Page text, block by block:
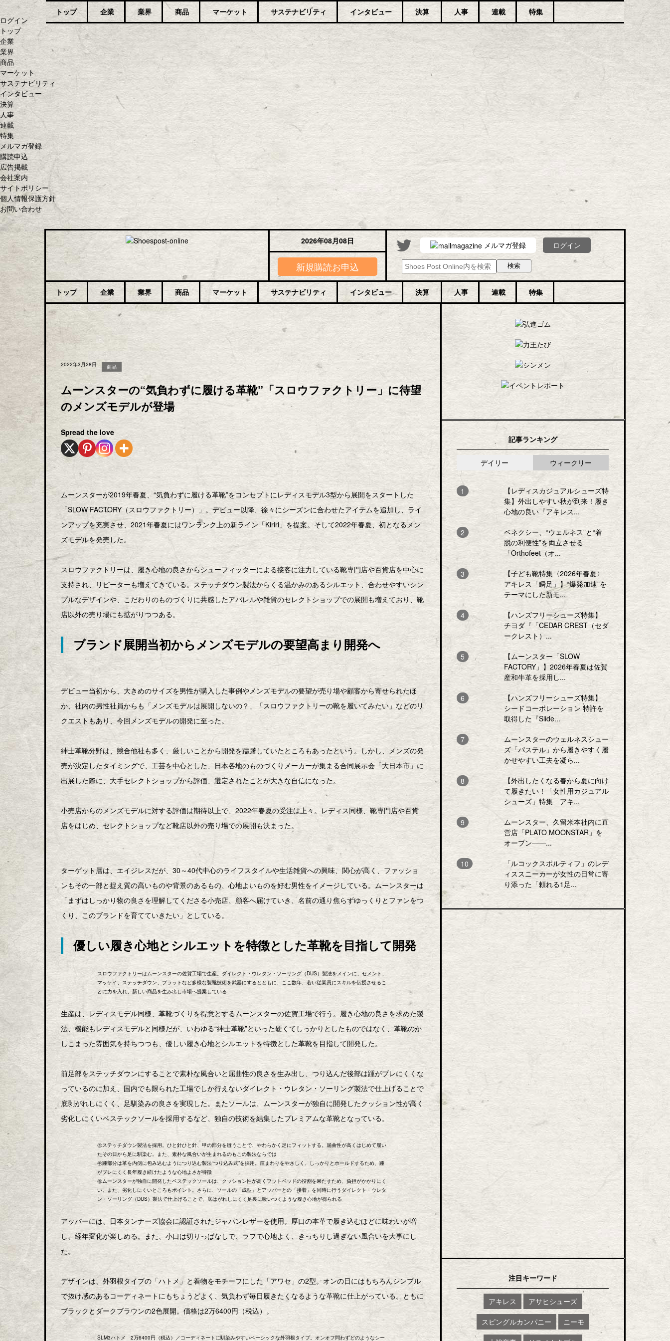
ログイン
トップ
企業
業界
商品
マーケット
サステナビリティ
インタビュー
決算
人事
連載
特集
メルマガ登録
購読申込
広告掲載
会社案内
サイトポリシー
個人情報保護方針
お問い合わせ
2026年08月08日
新規購読お申込
メルマガ登録 ログイン
トップ 企業 業界 商品 マーケット サステナビリティ インタビュー 決算 人事 連載 特集
トップ 企業 業界 商品 マーケット サステナビリティ インタビュー 決算 人事 連載 特集
2022年3月28日 商品
ムーンスターの“気負わずに履ける革靴”「スロウファクトリー」に待望
のメンズモデルが登場
Spread the love
ムーンスターが2019年春夏、“気負わずに履ける革靴”をコンセプトにレディスモデル3型から展開をスタートした
「SLOW FACTORY（スロウファクトリー）」。デビュー以降、徐々にシーズンに合わせたアイテムを追加し、ライ
ンアップを充実させ、2021年春夏にはワンランク上の新ライン「Kiriri」を提案。そして2022年春夏、初となるメン
ズモデルを発売した。
スロウファクトリーは、履き心地の良さからシューフィッターによる接客に注力している靴専門店や百貨店を中心に
支持され、リピーターも増えてきている。ステッチダウン製法からくる温かみのあるシルエット、合わせやすいシン
プルなデザインや、こだわりのものづくりに共感したアパレルや雑貨のセレクトショップでの展開も増えており、靴
店以外の売り場にも拡がりつつある。
ブランド展開当初からメンズモデルの要望高まり開発へ
デビュー当初から、大きめのサイズを男性が購入した事例やメンズモデルの要望が売り場や顧客から寄せられたほ
か、社内の男性社員からも「メンズモデルは展開しないの？」「スロウファクトリーの靴を履いてみたい」などのリ
クエストもあり、今回メンズモデルの開発に至った。
紳士革靴分野は、競合他社も多く、厳しいことから開発を躊躇していたところもあったという。しかし、メンズの発
売が決定したタイミングで、工芸を中心とした、日本各地のものづくりメーカーが集まる合同展示会「大日本市」に
出展した際に、大手セレクトショップから評価、選定されたことが大きな自信になった。
小売店からのメンズモデルに対する評価は期待以上で、2022年春夏の受注は上々。レディス同様、靴専門店や百貨
店をはじめ、セレクトショップなど靴店以外の売り場での展開も決まった。
ターゲット層は、エイジレスだが、30～40代中心のライフスタイルや生活雑貨への興味、関心が高く、ファッショ
ンもその一部と捉え質の高いものや背景のあるもの、心地よいものを好む男性をイメージしている。ムーンスターは
「まずはしっかり物の良さを理解してくださる小売店、顧客へ届けていき、名前の通り焦らずゆっくりとファンをつ
くり、このブランドを育てていきたい」としている。
優しい履き心地とシルエットを特徴とした革靴を目指して開発
スロウファクトリーはムーンスターの佐賀工場で生産。ダイレクト・ウレタン・ソーリング（DUS）製法をメインに、セメント、
マッケイ、ステッチダウン、プラットなど多様な製靴技術を武器にするとともに、ここ数年、若い従業員にスキルを伝授させるこ
とに力を入れ、新しい商品を生み出し市場へ提案している
生産は、レディスモデル同様、革靴づくりを得意とするムーンスターの佐賀工場で行う。履き心地の良さを求めた製
法、機能もレディスモデルと同様だが、いわゆる“紳士革靴”といった硬くてしっかりとしたものではなく、革靴のか
しこまった雰囲気を持ちつつも、優しい履き心地とシルエットを特徴とした革靴を目指して開発した。
前足部をステッチダウンにすることで素朴な風合いと屈曲性の良さを生み出し、つり込んだ後部は踵がブレにくくな
っているのに加え、国内でも限られた工場でしか行えないダイレクト・ウレタン・ソーリング製法で仕上げることで
底剥がれしにくく、足馴染みの良さを実現した。またソールは、ムーンスターが独自に開発したクッション性が高く
劣化しにくいベステックソールを採用するなど、独自の技術を結集したプレミアムな革靴となっている。
㊧ステッチダウン製法を採用。ひと針ひと針、甲の部分を縫うことで、やわらかく足にフィットする。屈曲性が高くはじめて履い
たその日から足に馴染む。また、素朴な風合いが生まれるのもこの製法ならでは
㊥踵部分は革を内側に包み込むようにつり込む製法“つり込み式”を採用。踵まわりをやさしく、しっかりとホールドするため、踵
がブレにくく長年履き続けたような心地よさが特徴
㊨ムーンスターが独自に開発したベステックソールは、クッション性が高くフットベッドの役割を果たすため、負担がかかりにく
い。また、劣化しにくいところもポイント。さらに、ソールの「成型」とアッパーとの「接着」を同時に行うダイレクト・ウレタ
ン・ソーリング（DUS）製法で仕上げることで、底はがれしにくく足裏に吸いつくような履き心地が得られる
アッパーには、日本タンナーズ協会に認証されたジャパンレザーを使用。厚口の本革で履き込むほどに味わいが増
し、経年変化が楽しめる。また、小口は切りっぱなしで、ラフで心地よく、きっちりし過ぎない風合いを大事にし
た。
デザインは、外羽根タイプの「ハトメ」と着物をモチーフにした「アワセ」の2型。オンの日にはもちろんシンプル
で抜け感のあるコーディネートにもちょうどよく、気負わず毎日履きたくなるような革靴に仕上がっている。ともに
ブラックとダークブラウンの2色展開。価格は2万6400円（税込）。
SLM3ハトメ 2万6400円（税込）／コーディネートに馴染みやすいベーシックな外羽根タイプ。オンオフ問わずどのようなシー
記事ランキング
デイリー ウィークリー
【レディスカジュアルシューズ特
集】外出しやすい秋が到来！履き
心地の良い『アキレス...
ベネクシー、“ウェルネス”と“着
脱の利便性”を両立させる
「Orthofeet（オ...
【子ども靴特集〈2026年春夏〉
アキレス「瞬足」】“爆発加速”を
テーマにした新モ...
【ハンズフリーシューズ特集】
チヨダ『「CEDAR CREST（セダ
ークレスト）...
【ムーンスター「SLOW
FACTORY」】2026年春夏は佐賀
産和牛革を採用し...
【ハンズフリーシューズ特集】
シードコーポレーション 特許を
取得した『Slide...
ムーンスターのウェルネスシュー
ズ「パステル」から履きやすく履
かせやすい工夫を凝ら...
【外出したくなる春から夏に向け
て履きたい！「女性用カジュアル
シューズ」特集 アキ...
ムーンスター、久留米本社内に直
営店「PLATO MOONSTAR」を
オープン――...
「ルコックスポルティフ」のレデ
ィススニーカーが女性の日常に寄
り添った「頼れる1足...
注目キーワード
アキレス アサヒシューズ
スピングルカンパニー ニーモ